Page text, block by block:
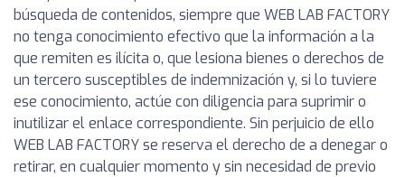
búsqueda de contenidos, siempre que WEB LAB FACTORY
no tenga conocimiento efectivo que la información a la
que remiten es ilícita o, que lesiona bienes o derechos de
un tercero susceptibles de indemnización y, si lo tuviere
ese conocimiento, actúe con diligencia para suprimir o
inutilizar el enlace correspondiente. Sin perjuicio de ello
WEB LAB FACTORY se reserva el derecho de a denegar o
retirar, en cualquier momento y sin necesidad de previo